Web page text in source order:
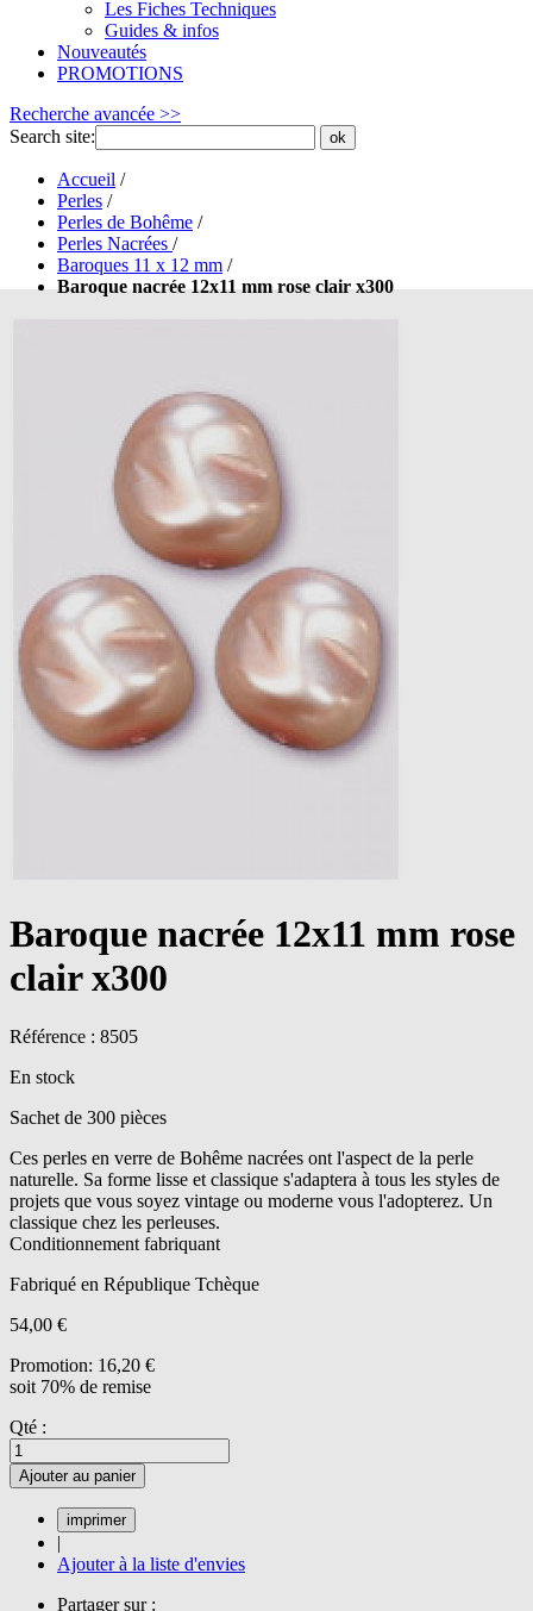
Les Fiches Techniques
Guides & infos
Nouveautés
PROMOTIONS
Recherche avancée >>
Search site:
ok
Accueil /
Perles /
Perles de Bohême /
Perles Nacrées /
Baroques 11 x 12 mm /
Baroque nacrée 12x11 mm rose clair x300
Baroque nacrée 12x11 mm rose
clair x300
Référence : 8505
En stock
Sachet de 300 pièces
Ces perles en verre de Bohême nacrées ont l'aspect de la perle
naturelle. Sa forme lisse et classique s'adaptera à tous les styles de
projets que vous soyez vintage ou moderne vous l'adopterez. Un
classique chez les perleuses.
Conditionnement fabriquant
Fabriqué en République Tchèque
54,00 €
Promotion: 16,20 €
soit 70% de remise
Qté :
Ajouter au panier
|
Ajouter à la liste d'envies
Partager sur :